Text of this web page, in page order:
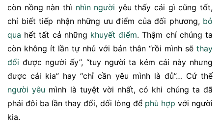
còn nồng nàn thì nhìn người yêu thấy cái gì cũng tốt,
chỉ biết tiếp nhận những ưu điểm của đối phương, bỏ
qua hết tất cả những khuyết điểm. Thậm chí chúng ta
còn không ít lần tự nhủ với bản thân “rồi mình sẽ thay
đổi được người ấy”, “tuy người ta kém cái này nhưng
được cái kia” hay “chỉ cần yêu mình là đủ”… Cứ thế
người yêu mình là tuyệt vời nhất, có khi chúng ta đã
phải đôi ba lần thay đổi, dối lòng để phù hợp với người
kia.